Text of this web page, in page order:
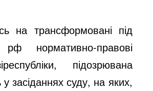
на трансформовані під
рф нормативно-правові
підозрювана
засіданнях суду, на яких,